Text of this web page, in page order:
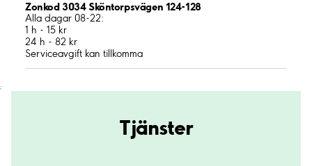
Zonkod 3034 Sköntorpsvägen 124-128
Alla dagar 08-22:
1 h - 15 kr
24 h - 82 kr
Serviceavgift kan tillkomma
;
Tjänster